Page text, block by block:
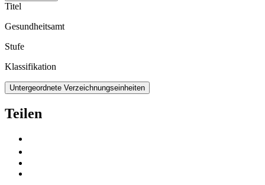
Titel
Gesundheitsamt
Stufe
Klassifikation
Untergeordnete Verzeichnungseinheiten
Teilen